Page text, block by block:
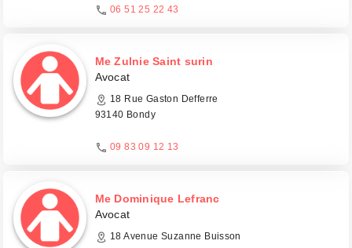
06 51 25 22 43
Me Zulnie Saint surin
Avocat
18 Rue Gaston Defferre
93140 Bondy
09 83 09 12 13
Me Dominique Lefranc
Avocat
18 Avenue Suzanne Buisson